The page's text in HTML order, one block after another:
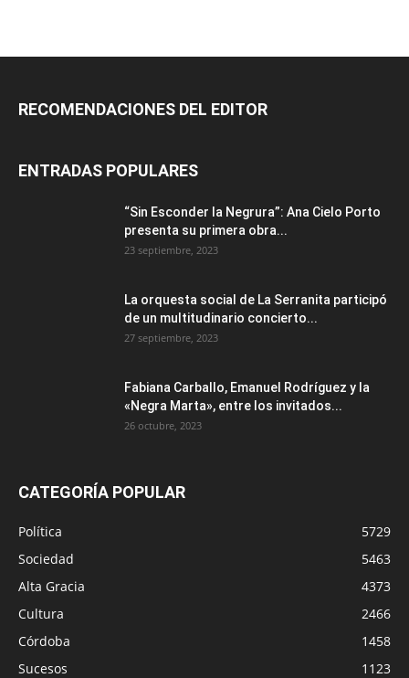
RECOMENDACIONES DEL EDITOR
ENTRADAS POPULARES
“Sin Esconder la Negrura”: Ana Cielo Porto
presenta su primera obra...
23 septiembre, 2023
La orquesta social de La Serranita participó
de un multitudinario concierto...
27 septiembre, 2023
Fabiana Carballo, Emanuel Rodríguez y la
«Negra Marta», entre los invitados...
26 octubre, 2023
CATEGORÍA POPULAR
Política
5729
Sociedad
5463
Alta Gracia
4373
Cultura
2466
Córdoba
1458
Sucesos
1123